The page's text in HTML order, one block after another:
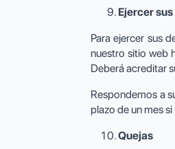
Ejercer
Para ejercer sus
nuestro sitio web
Deberá acreditar
Respondemos a
plazo de un mes
Quejas